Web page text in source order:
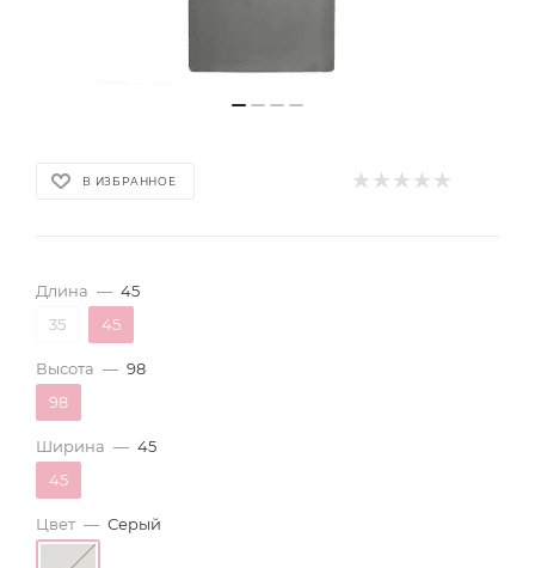
В ИЗБРАННОЕ
Длина — 45
35
45
Высота — 98
98
Ширина — 45
45
Цвет — Серый